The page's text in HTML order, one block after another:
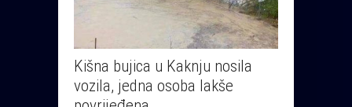
Kišna bujica u Kaknju nosila
vozila, jedna osoba lakše